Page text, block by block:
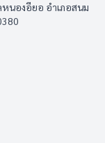
นองอียอ อำเภอสนม